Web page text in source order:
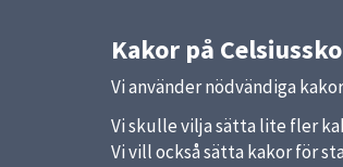
Kakor på
Vi använder nödvändiga
Vi skulle vilja sätta lite fler
Vi vill också sätta kakor för